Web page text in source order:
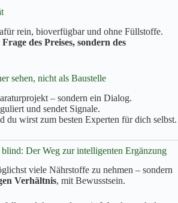
rein, bioverfügbar und ohne Füllstoffe.
des Preises, sondern des
sehen, nicht als Baustelle
– sondern ein Dialog.
und sendet Signale.
du wirst zum besten Experten für dich selbst.
Der Weg zur intelligenten Ergänzung
viele Nährstoffe zu nehmen – sondern
Verhältnis, mit Bewusstsein.